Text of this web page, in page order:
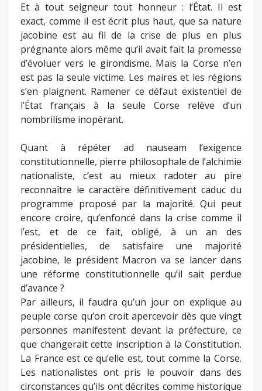
Et à tout seigneur tout honneur : l’État. Il est
exact, comme il est écrit plus haut, que sa nature
jacobine est au fil de la crise de plus en plus
prégnante alors même qu’il avait fait la promesse
d’évoluer vers le girondisme. Mais la Corse n’en
est pas la seule victime. Les maires et les régions
s’en plaignent. Ramener ce défaut existentiel de
l’État français à la seule Corse relève d’un
nombrilisme inopérant.
Quant à répéter ad nauseam l’exigence
constitutionnelle, pierre philosophale de l’alchimie
nationaliste, c’est au mieux radoter au pire
reconnaître le caractère définitivement caduc du
programme proposé par la majorité. Qui peut
encore croire, qu’enfoncé dans la crise comme il
l’est, et de ce fait, obligé, à un an des
présidentielles, de satisfaire une majorité
jacobine, le président Macron va se lancer dans
une réforme constitutionnelle qu’il sait perdue
d’avance ?
Par ailleurs, il faudra qu’un jour on explique au
peuple corse qu’on croit apercevoir dès que vingt
personnes manifestent devant la préfecture, ce
que changerait cette inscription à la Constitution.
La France est ce qu’elle est, tout comme la Corse.
Les nationalistes ont pris le pouvoir dans des
circonstances qu’ils ont décrites comme historique